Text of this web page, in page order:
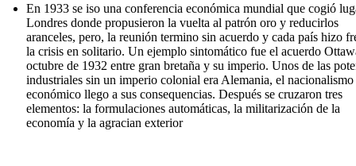
En 1933 se iso una conferencia económica mundial que cogió
Londres donde propusieron la vuelta al patrón oro y reducirlos
aranceles, pero, la reunión termino sin acuerdo y cada país hizo
la crisis en solitario. Un ejemplo sintomático fue el acuerdo
octubre de 1932 entre gran bretaña y su imperio. Unos de las
industriales sin un imperio colonial era Alemania, el nacionalismo
económico llego a sus consequencias. Después se cruzaron tres
elementos: la formulaciones automáticas, la militarización de la
economía y la agracian exterior